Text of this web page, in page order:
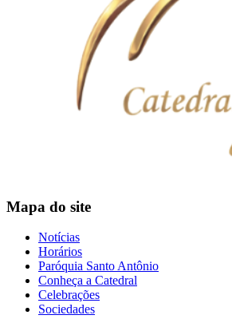
Mapa do site
Notícias
Horários
Paróquia Santo Antônio
Conheça a Catedral
Celebrações
Sociedades